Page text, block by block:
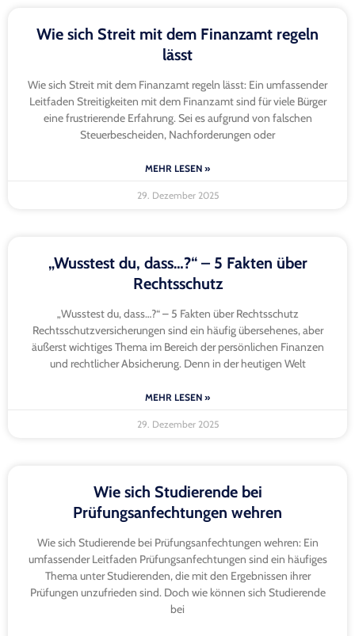
Wie sich Streit mit dem Finanzamt regeln
lässt
Wie sich Streit mit dem Finanzamt regeln lässt: Ein umfassender
Leitfaden Streitigkeiten mit dem Finanzamt sind für viele Bürger
eine frustrierende Erfahrung. Sei es aufgrund von falschen
Steuerbescheiden, Nachforderungen oder
MEHR LESEN »
29. Dezember 2025
„Wusstest du, dass…?“ – 5 Fakten über
Rechtsschutz
„Wusstest du, dass…?“ – 5 Fakten über Rechtsschutz
Rechtsschutzversicherungen sind ein häufig übersehenes, aber
äußerst wichtiges Thema im Bereich der persönlichen Finanzen
und rechtlicher Absicherung. Denn in der heutigen Welt
MEHR LESEN »
29. Dezember 2025
Wie sich Studierende bei
Prüfungsanfechtungen wehren
Wie sich Studierende bei Prüfungsanfechtungen wehren: Ein
umfassender Leitfaden Prüfungsanfechtungen sind ein häufiges
Thema unter Studierenden, die mit den Ergebnissen ihrer
Prüfungen unzufrieden sind. Doch wie können sich Studierende
bei